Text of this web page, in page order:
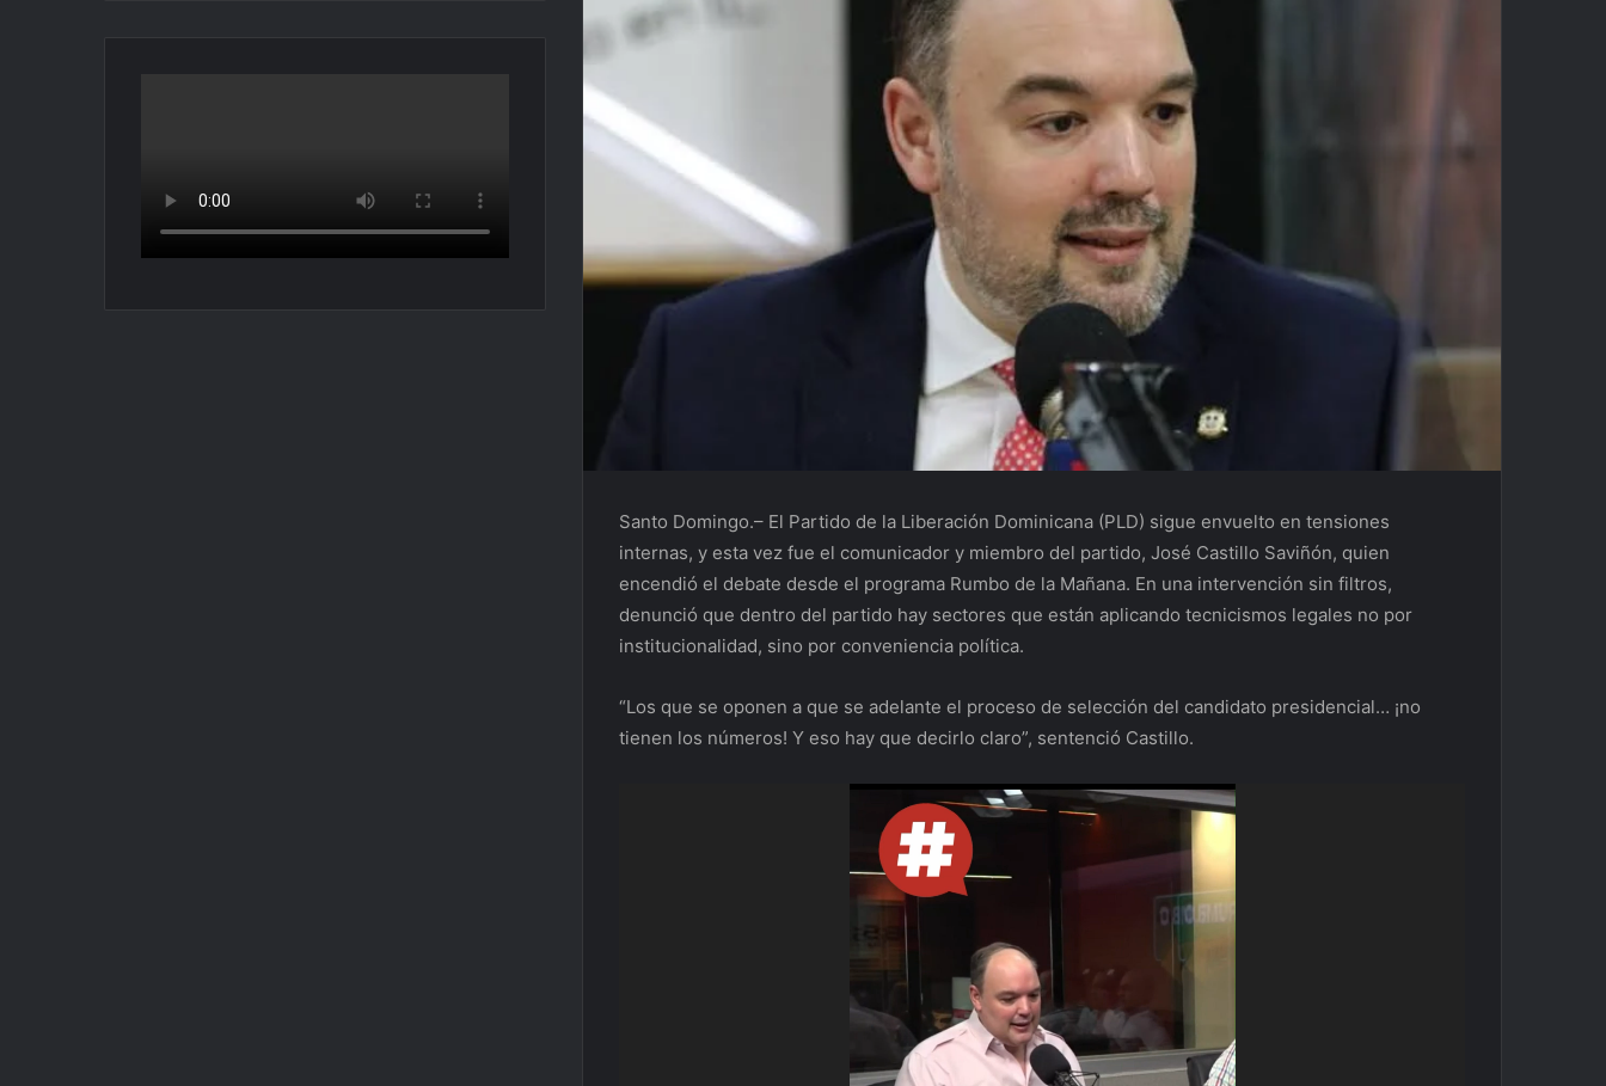
Santo Domingo.– El Partido de la Liberación Dominicana (PLD) sigue envuelto en tensiones
internas, y esta vez fue el comunicador y miembro del partido, José Castillo Saviñón, quien
encendió el debate desde el programa Rumbo de la Mañana. En una intervención sin filtros,
denunció que dentro del partido hay sectores que están aplicando tecnicismos legales no por
institucionalidad, sino por conveniencia política.
“Los que se oponen a que se adelante el proceso de selección del candidato presidencial… ¡no
tienen los números! Y eso hay que decirlo claro”, sentenció Castillo.